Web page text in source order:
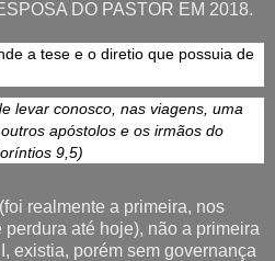
DO PASTOR EM 2018.
a tese e o diretio que possuia de
levar conosco, nas viagens, uma
apóstolos e os irmãos do
9,5)
realmente a primeira, nos
até hoje), não a primeira
existia, porém sem governança